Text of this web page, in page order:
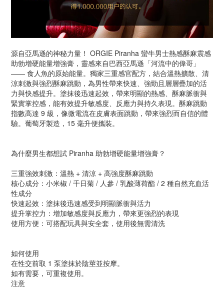
源自亞馬遜的神秘力量！ ORGIE Piranha 蠻牛男士熱感酥麻震感
助勃增硬能量增強膏，靈感來自巴西亞馬遜「河流中的偉哥」
—— 食人魚的原始能量。獨家三重感官配方，結合溫熱擴散、清
涼刺激與強烈酥麻跳動，為男性帶來快速、強勁且層層疊加的活
力與快感提升。塗抹後迅速起效，帶來明顯的熱感、酥麻脈衝與
緊實掌控感，能有效提升敏感度、反應力與持久表現。酥麻跳動
指數高達 9 級，像微電流在皮膚表面跳動，帶來強烈而自信的體
驗。葡萄牙製造，15 毫升便攜裝。
為什麼男生都想試 Piranha 助勃增硬能量增強膏？
三重強效刺激：溫熱 + 清涼 + 高強度酥麻跳動
核心成分：小米椒 / 千日菊 / 人參 / 乳酸薄荷酯 / 2 種自然充血活
性成分
快速起效：塗抹後迅速感受到明顯脈衝與活力
提升掌控力：增加敏感度與反應力，帶來更強烈的表現
使用方便：可搭配玩具與安全套，使用後無需清洗
如何使用
在性交前取 1 泵塗抹於陰莖並按摩。
如有需要，可重複使用。
注意